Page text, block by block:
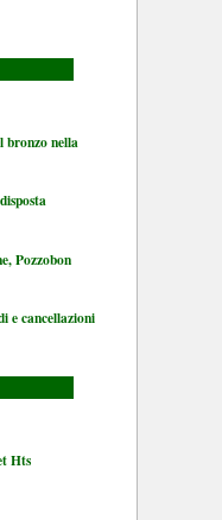
bronzo nella
Pozzobon
e cancellazioni
Hts